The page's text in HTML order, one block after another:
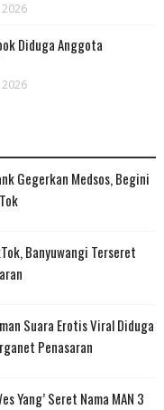
Diduga Anggota
Gegerkan Medsos, Begini
Banyuwangi Terseret
Suara Erotis Viral Diduga
Penasaran
Yang’ Seret Nama MAN 3